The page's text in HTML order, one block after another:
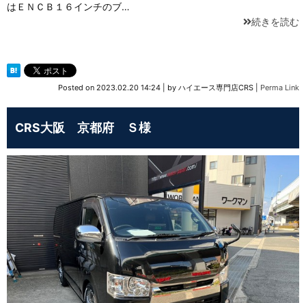
はＥＮＣＢ１６インチのブ…
続きを読む
Posted on 2023.02.20 14:24 by ハイエース専門店CRS Perma Link
CRS大阪 京都府 Ｓ様